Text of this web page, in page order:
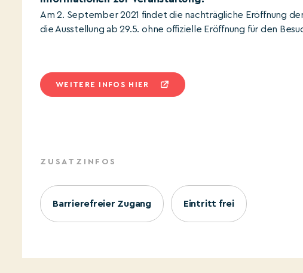
Am 2. September 2021 findet die nachträgliche Eröffnung
die Ausstellung ab 29.5. ohne offizielle Eröffnung für den
WEITERE INFOS HIER
ZUSATZINFOS
Barrierefreier Zugang Eintritt frei